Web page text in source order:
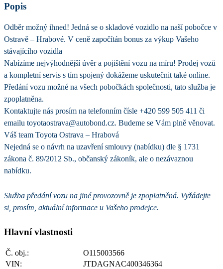
Popis
Odběr možný ihned! Jedná se o skladové vozidlo na naší pobočce v
Ostravě – Hrabové. V ceně započítán bonus za výkup Vašeho
stávajícího vozidla
Nabízíme nejvýhodnější úvěr a pojištění vozu na míru! Prodej vozů
a kompletní servis s tím spojený dokážeme uskutečnit také online.
Předání vozu možné na všech pobočkách společnosti, tato služba je
zpoplatněna.
Kontaktujte nás prosím na telefonním čísle +420 599 505 411 či
emailu toyotaostrava@autobond.cz. Budeme se Vám plně věnovat.
Váš team Toyota Ostrava – Hrabová
Nejedná se o návrh na uzavření smlouvy (nabídku) dle § 1731
zákona č. 89/2012 Sb., občanský zákoník, ale o nezávaznou
nabídku.
Služba předání vozu na jiné provozovně je zpoplatněná. Vyžádejte
si, prosím, aktuální informace u Vašeho prodejce.
Hlavní vlastnosti
Č. obj.:
O115003566
VIN:
JTDAGNAC400346364